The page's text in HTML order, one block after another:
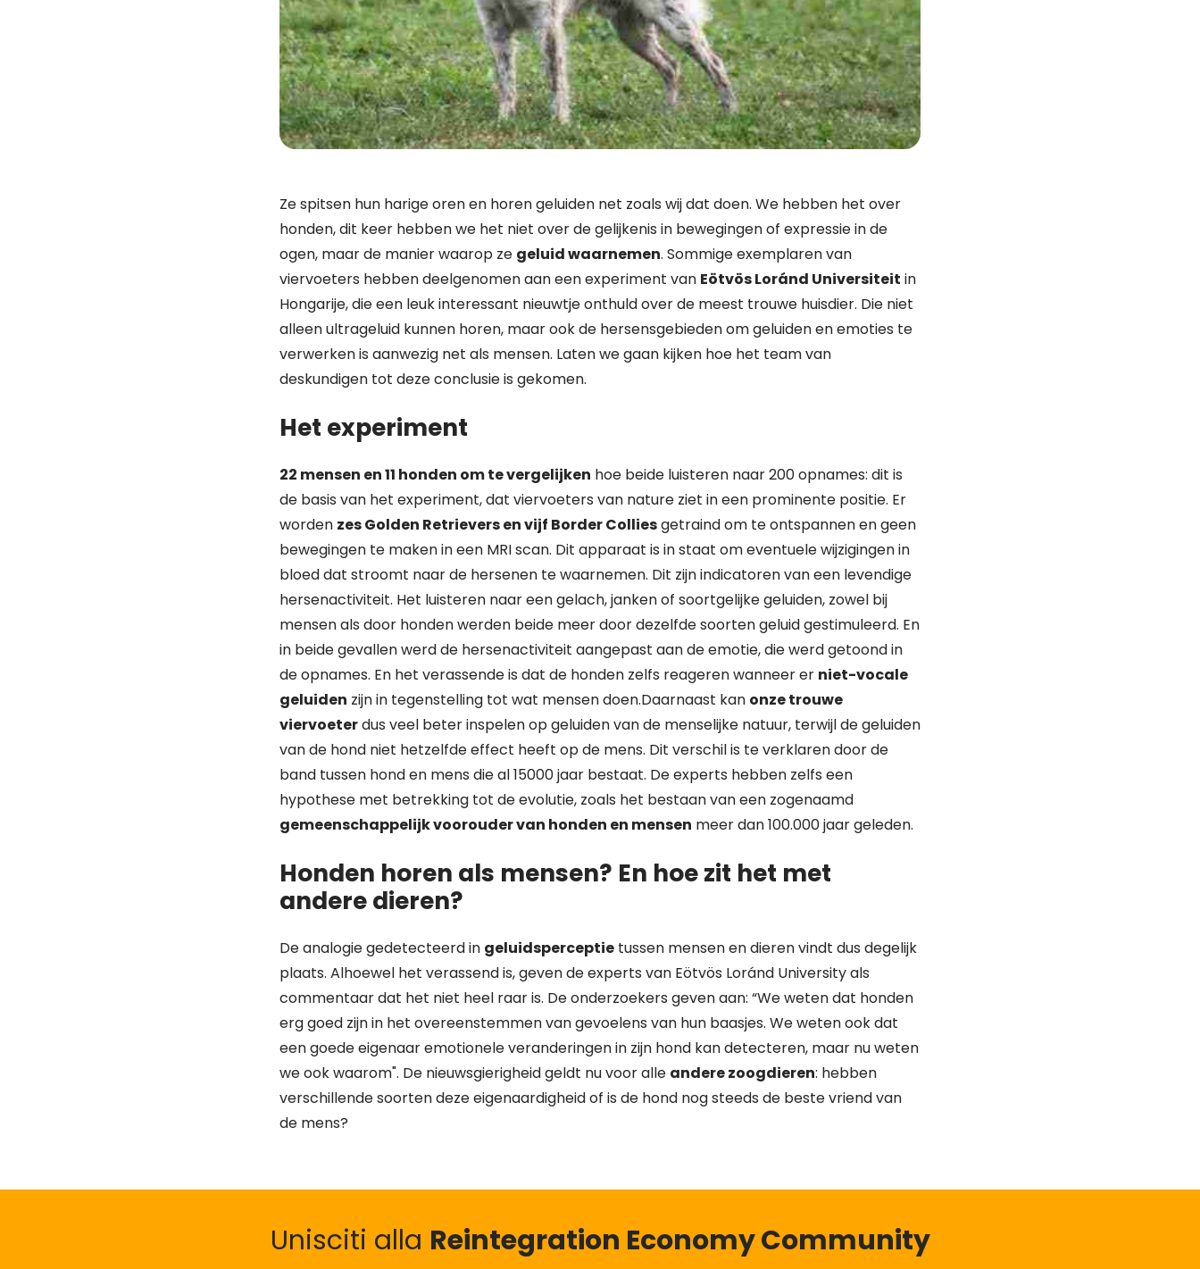
Ze spitsen hun harige oren en horen geluiden net zoals wij dat doen. We hebben het over
honden, dit keer hebben we het niet over de gelijkenis in bewegingen of expressie in de
ogen, maar de manier waarop ze geluid waarnemen. Sommige exemplaren van
viervoeters hebben deelgenomen aan een experiment van Eötvös Loránd Universiteit in
Hongarije, die een leuk interessant nieuwtje onthuld over de meest trouwe huisdier. Die niet
alleen ultrageluid kunnen horen, maar ook de hersensgebieden om geluiden en emoties te
verwerken is aanwezig net als mensen. Laten we gaan kijken hoe het team van
deskundigen tot deze conclusie is gekomen.
Het experiment
22 mensen en 11 honden om te vergelijken hoe beide luisteren naar 200 opnames: dit is
de basis van het experiment, dat viervoeters van nature ziet in een prominente positie. Er
worden zes Golden Retrievers en vijf Border Colliesgetraind om te ontspannen en geen
bewegingen te maken in een MRI scan. Dit apparaat is in staat om eventuele wijzigingen in
bloed dat stroomt naar de hersenen te waarnemen. Dit zijn indicatoren van een levendige
hersenactiviteit. Het luisteren naar een gelach, janken of soortgelijke geluiden, zowel bij
mensen als door honden werden beide meer door dezelfde soorten geluid gestimuleerd. En
in beide gevallen werd de hersenactiviteit aangepast aan de emotie, die werd getoond in
de opnames. En het verassende is dat de honden zelfs reageren wanneer er niet-vocale
geluiden zijn in tegenstelling tot wat mensen doen.Daarnaast kan onze trouwe
viervoeterdus veel beter inspelen op geluiden van de menselijke natuur, terwijl de geluiden
van de hond niet hetzelfde effect heeft op de mens. Dit verschil is te verklaren door de
band tussen hond en mens die al 15000 jaar bestaat. De experts hebben zelfs een
hypothese met betrekking tot de evolutie, zoals het bestaan van een zogenaamd
gemeenschappelijk voorouder van honden en mensen meer dan 100.000 jaar geleden.
Honden horen als mensen? En hoe zit het met
andere dieren?
De analogie gedetecteerd in geluidsperceptie tussen mensen en dieren vindt dus degelijk
plaats. Alhoewel het verassend is, geven de experts van Eötvös Loránd University als
commentaar dat het niet heel raar is. De onderzoekers geven aan: “We weten dat honden
erg goed zijn in het overeenstemmen van gevoelens van hun baasjes. We weten ook dat
een goede eigenaar emotionele veranderingen in zijn hond kan detecteren, maar nu weten
we ook waarom". De nieuwsgierigheid geldt nu voor alle andere zoogdieren: hebben
verschillende soorten deze eigenaardigheid of is de hond nog steeds de beste vriend van
de mens?
Unisciti alla Reintegration Economy Community